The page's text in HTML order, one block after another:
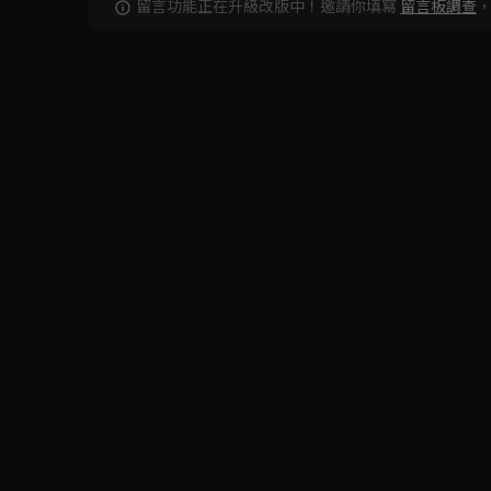
留言功能正在升級改版中！邀請你填寫 留言板調查